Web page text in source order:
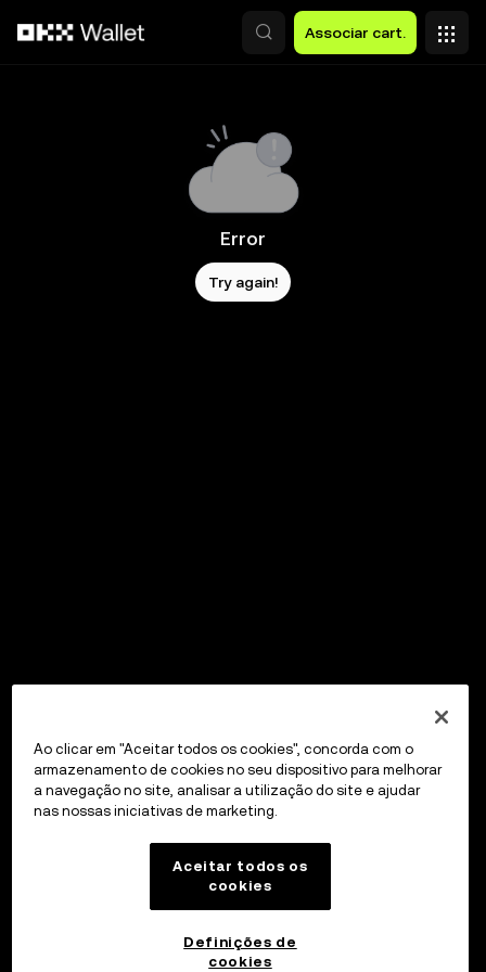
Associar cart.
Error
Try again!
Ao clicar em "Aceitar todos os cookies", concorda com o
armazenamento de cookies no seu dispositivo para melhorar
a navegação no site, analisar a utilização do site e ajudar
nas nossas iniciativas de marketing.
Aceitar todos os
cookies
Definições de
cookies